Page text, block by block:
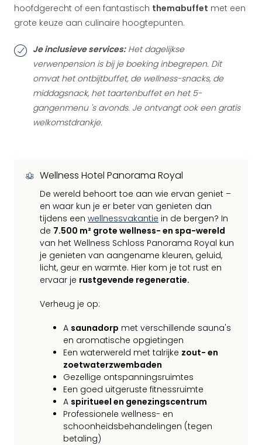
hoofdgerecht of een fantastisch themabuffet met een
grote keuze aan culinaire hoogtepunten.
Je inclusieve services:Het dagelijkse
verwenpension is bij je boeking inbegrepen. Dit
omvat het ontbijtbuffet, de wellness-snacks, de
middagsnack, het taartenbuffet en het 5-
gangenmenu 's avonds. Je ontvangt ook een gratis
welkomstdrankje.
Wellness Hotel Panorama Royal
De wereld behoort toe aan wie ervan geniet –
en waar kun je er beter van genieten dan
tijdens een wellnessvakantie in de bergen? In
de 7.500 m² grote wellness- en spa-wereld
van het Wellness Schloss Panorama Royal kun
je genieten van aangename kleuren, geluid,
licht, geur en warmte. Hier kom je tot rust en
ervaar je rustgevende regeneratie.
Verheug je op:
A saunadorp met verschillende sauna's
en aromatische opgietingen
Een waterwereld met talrijke zout- en
zoetwaterzwembaden
Gezellige ontspanningsruimtes
Een goed uitgeruste fitnessruimte
A spiritueel en genezingscentrum
Professionele wellness- en
schoonheidsbehandelingen (tegen
betaling)